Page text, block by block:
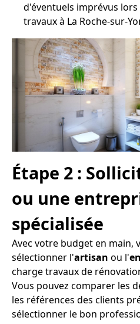
d'éventuels imprévus
travaux à La Roche-sur-
Étape 2 :
ou une
spécialisée
Avec votre budget en main,
sélectionner l'artisan ou l'
charge travaux de
Vous pouvez comparer les
les références des clients
sélectionner le bon